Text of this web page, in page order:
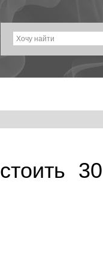
Хочу найти
30